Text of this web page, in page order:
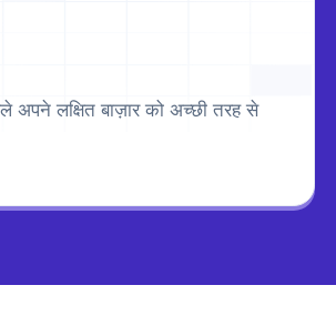
अपने लक्षित बाज़ार को अच्छी तरह से